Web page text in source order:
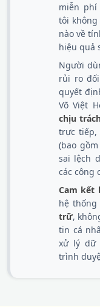
miễn
tôi
nào về
hiệu quả
Người
rủi ro
quyết
Võ Việt
chịu
trực tiếp,
(bao
sai lệch
các công
Cam kết
hệ thống
trữ,
tin cá
xử lý dữ
trình